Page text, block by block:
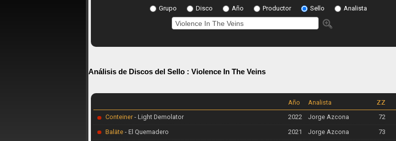
Grupo Disco Año Productor Sello Analista
Análisis de Discos del Sello : Violence In The Veins
ZZ
Analista
Año
Conteiner- Light Demolator 72
Jorge Azcona
2022
Baläte- El Quemadero 73
Jorge Azcona
2021